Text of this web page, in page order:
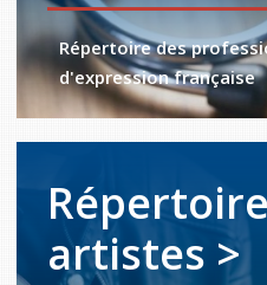
Répertoire des
d'expression française
Répertoire
artistes >